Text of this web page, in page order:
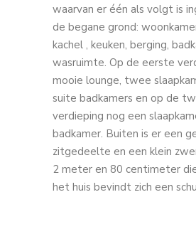
waarvan er één als volgt is
de begane grond:
kachel , keuken, berging,
wasruimte. Op de eerste
mooie lounge, twee
suite badkamers en op de
verdieping nog een
badkamer. Buiten is er een
zitgedeelte en een klein
2 meter en 80 centimeter
het huis bevindt zich een